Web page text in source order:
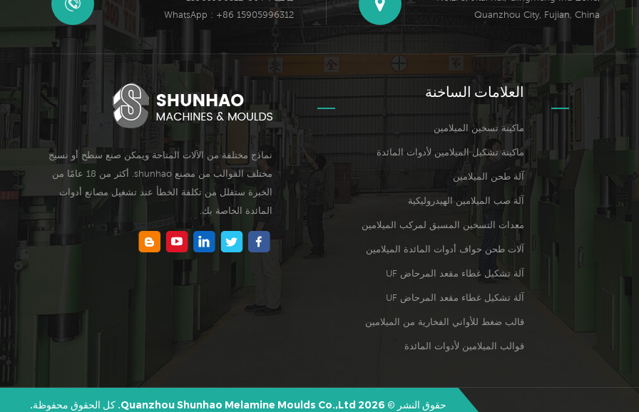
WhatsApp : +86 15905996312
Quanzhou City, Fujian, China
نماذج مختلفة من الآلات المتاحة ويمكن صنع سطح أو نسيج
مختلف القوالب من مصنع shunhao. أكثر من 18 عامًا من
الخبرة ستقلل من تكلفة الخطأ عند تشغيل مصانع أدوات
المائدة الخاصة بك.
العلامات الساخنة
ماكينة تسخين الميلامين
ماكينة تشكيل الميلامين لأدوات المائدة
آلة طحن الميلامين
آلة صب الميلامين الهيدروليكية
معدات التسخين المسبق لمركب الميلامين
آلات طحن حواف أدوات المائدة الميلامين
آلة تشكيل غطاء مقعد المرحاض UF
آلة تشكيل غطاء مقعد المرحاض UF
قالب ضغط للأواني الفخارية من الميلامين
قوالب الميلامين لأدوات المائدة
حقوق النشر © 2026 Quanzhou Shunhao Melamine Moulds Co.,Ltd. كل الحقوق محفوظة.